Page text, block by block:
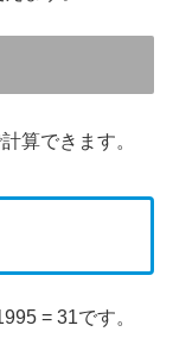
算できます。
= 31です。